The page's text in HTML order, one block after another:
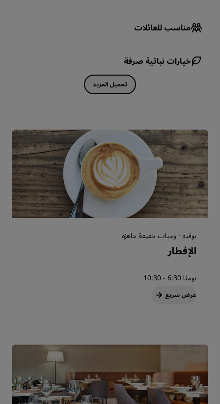
مناسب للعائلات
خيارات نباتية صرفة
تحميل المزيد
بوفيه · وجبات خفيفة جاهزة
الإفطار
يوميًا 6:30 - 10:30
عرض سريع